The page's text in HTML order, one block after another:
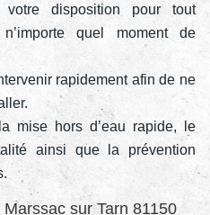
disposition pour tout
quel moment de
rapidement afin de ne
mise hors d’eau rapide, le
ainsi que la prévention
sur Tarn 81150